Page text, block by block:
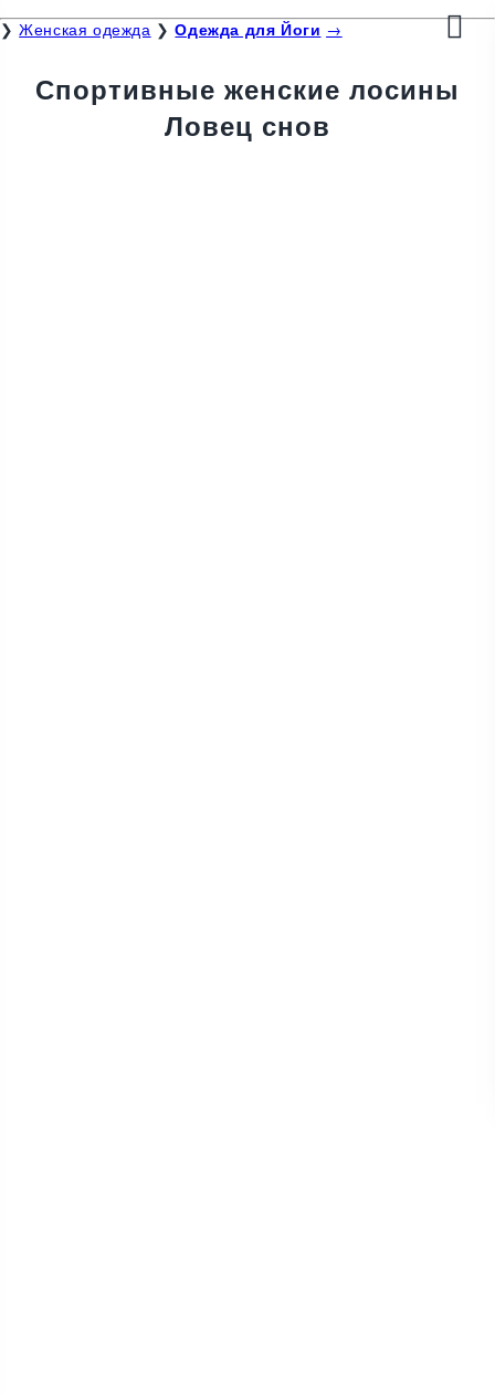
❯ Женская одежда ❯ Одежда для Йоги →
Спортивные женские лосины
Ловец снов